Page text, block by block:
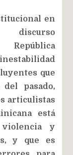
en
que
pasado,
articulistas
está
y
y que es